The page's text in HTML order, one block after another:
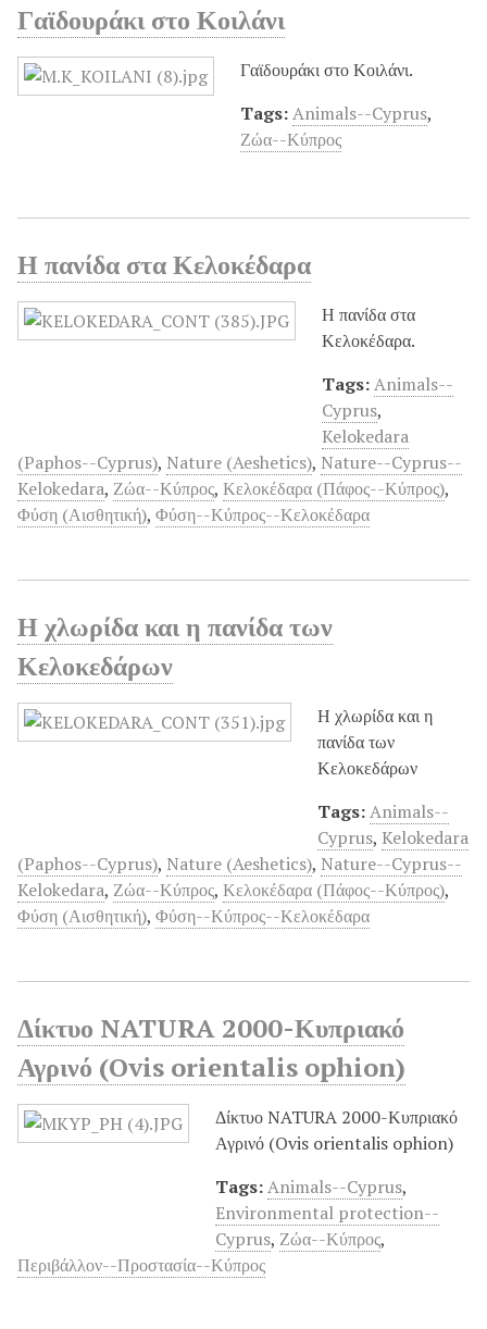
Γαϊδουράκι στο Κοιλάνι
Γαϊδουράκι στο Κοιλάνι.
Tags:Animals--Cyprus,
Ζώα--Κύπρος
Η πανίδα στα Κελοκέδαρα
Η πανίδα στα
Κελοκέδαρα.
Tags:Animals--
Cyprus,
Kelokedara
(Paphos--Cyprus), Nature (Aeshetics), Nature--Cyprus--
Kelokedara, Ζώα--Κύπρος, Κελοκέδαρα (Πάφος--Κύπρος),
Φύση (Αισθητική), Φύση--Κύπρος--Κελοκέδαρα
Η χλωρίδα και η πανίδα των
Κελοκεδάρων
Η χλωρίδα και η
πανίδα των
Κελοκεδάρων
Tags:Animals--
Cyprus, Kelokedara
(Paphos--Cyprus), Nature (Aeshetics), Nature--Cyprus--
Kelokedara, Ζώα--Κύπρος, Κελοκέδαρα (Πάφος--Κύπρος),
Φύση (Αισθητική), Φύση--Κύπρος--Κελοκέδαρα
Δίκτυο NATURA 2000-Κυπριακό
Αγρινό (Ovis orientalis ophion)
Δίκτυο NATURA 2000-Κυπριακό
Αγρινό (Ovis orientalis ophion)
Tags:Animals--Cyprus,
Environmental protection--
Cyprus, Ζώα--Κύπρος,
Περιβάλλον--Προστασία--Κύπρος